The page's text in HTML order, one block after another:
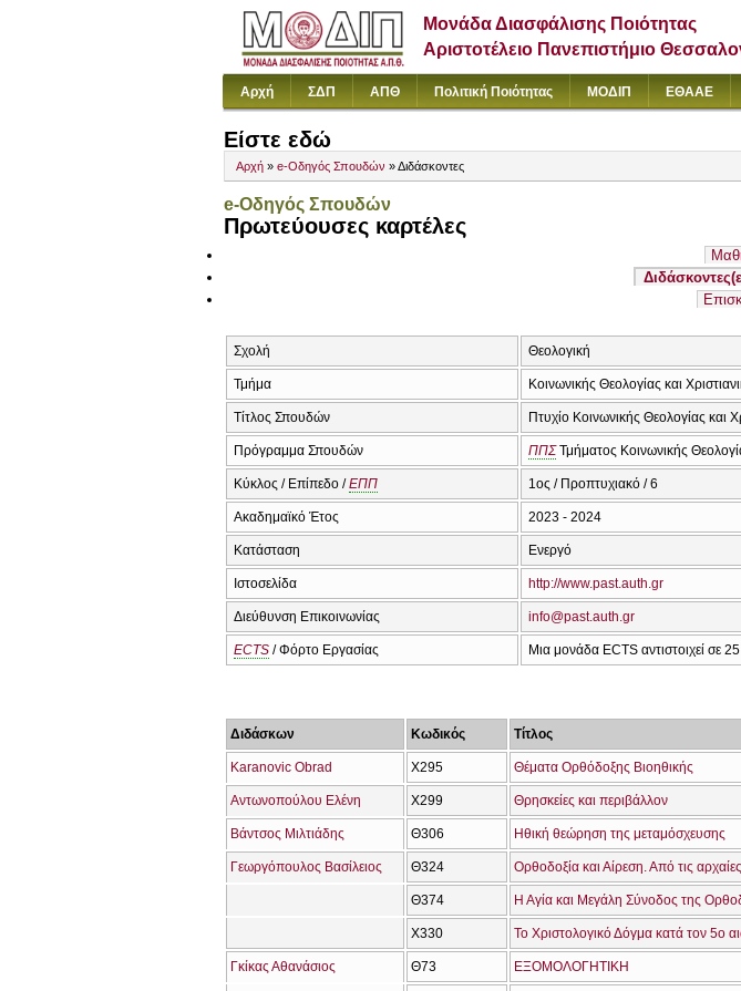
Μονάδα Διασφάλισης Ποιότητας
Αριστοτέλειο Πανεπιστήμιο
Αρχή ΣΔΠ ΑΠΘ Πολιτική Ποιότητας ΜΟΔΙΠ ΕΘΑΑΕ
Είστε εδώ
Αρχή » e-Οδηγός Σπουδών » Διδάσκοντες
e-Οδηγός Σπουδών
Πρωτεύουσες καρτέλες
Διδάσκοντες
Σχολή Θεολογική
Τμήμα Κοινωνικής Θεολογίας και
Τίτλος Σπουδών Πτυχίο Κοινωνικής Θεολογίας και
Πρόγραμμα Σπουδών ΠΠΣΤμήματος Κοινωνικής
Κύκλος / Επίπεδο /ΕΠΠ 1ος / Προπτυχιακό / 6
Ακαδημαϊκό Έτος 2023 - 2024
Κατάσταση Ενεργό
Ιστοσελίδα http://www.past.auth.gr
Διεύθυνση Επικοινωνίας info@past.auth.gr
ECTS / Φόρτο Εργασίας Μια μονάδα ECTS αντιστοιχεί σε
Διδάσκων Κωδικός Τίτλος
Karanovic Obrad Χ295 Θέματα Ορθόδοξης Βιοηθικής
Αντωνοπούλου Ελένη Χ299 Θρησκείες και περιβάλλον
Βάντσος Μιλτιάδης Θ306 Ηθική θεώρηση της μεταμόσχευσης
Γεωργόπουλος Βασίλειος Θ324 Ορθοδοξία και Αίρεση. Από τις
Θ374
Χ330 Το Χριστολογικό Δόγμα κατά τον 5ο
Γκίκας Αθανάσιος Θ73 ΕΞΟΜΟΛΟΓΗΤΙΚΗ